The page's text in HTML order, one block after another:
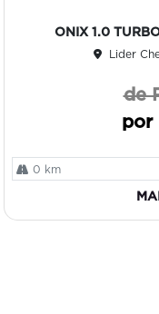
ONIX 1.0
Lider
de
por
0 km